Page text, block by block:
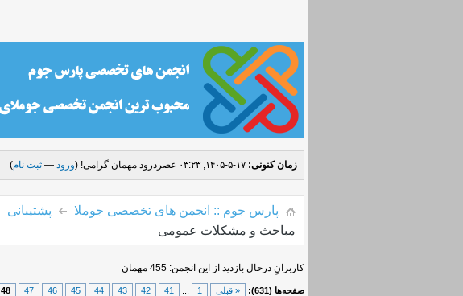
زمان کنونی: ۱۷-۵-۱۴۰۵, ۰۳:۲۳ عصر درود مهمان گرامی! (ورود — ثبت نام)
پارس جوم :: انجمن های تخصصی جوملا
پشتیبانی
مباحث و مشکلات عمومی
کاربرانِ درحال بازدید از این انجمن: 455 مهمان
صفحه‌ها (631): « قبلی 1
41
42
43
44
45
46
47
48